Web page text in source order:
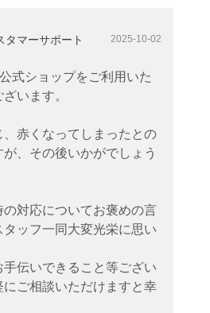
タマーサポート 2025-10-02
式ショップをご利用いた
います。
、赤くなってしまったとの
、その後いかがでしょう
の対応についてお褒めの言
ッフ一同大変光栄に思い
伝いできること等ござい
にご相談いただけますと幸